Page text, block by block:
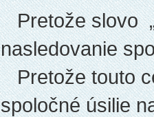
Pretože slovo
nasledovanie
Pretože touto
spoločné úsilie